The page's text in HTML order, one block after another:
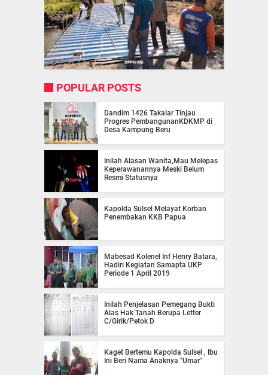
POPULAR POSTS
Dandim 1426 Takalar Tinjau
Progres PembangunanKDKMP di
Desa Kampung Beru
Inilah Alasan Wanita,Mau Melepas
Keperawanannya Meski Belum
Resmi Statusnya
Kapolda Sulsel Melayat Korban
Penembakan KKB Papua
Mabesad Kolenel Inf Henry Batara,
Hadiri Kegiatan Samapta UKP
Periode 1 April 2019
Inilah Penjelasan Pemegang Bukti
Alas Hak Tanah Berupa Letter
C/Girik/Petok D
Kaget Bertemu Kapolda Sulsel , Ibu
Ini Beri Nama Anaknya "Umar"